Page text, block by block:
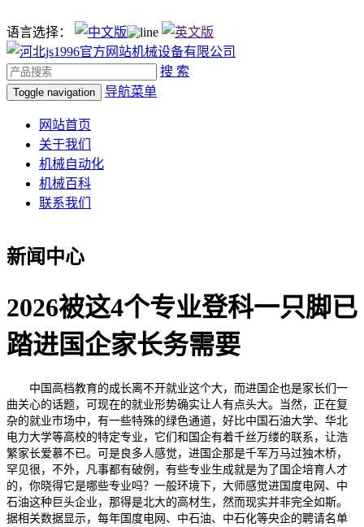
语言选择：
搜 索
Toggle navigation 导航菜单
网站首页
关于我们
机械自动化
机械百科
联系我们
新闻中心
2026被这4个专业登科一只脚已
踏进国企家长务需要
中国高档教育的成长离不开就业这个大，而进国企也是家长们一
曲关心的话题，可现在的就业形势确实让人有点头大。当然，正在复
杂的就业市场中，有一些特殊的绿色通道，好比中国石油大学、华北
电力大学等高校的特定专业，它们和国企有着千丝万缕的联系，让浩
繁家长爱慕不已。可是良多人感觉，进国企那是千军万马过独木桥，
罕见很，不外，凡事都有破例，有些专业生成就是为了国企培育人才
的，你晓得它是哪些专业吗？一般环境下，大师感觉进国度电网、中
石油这种巨头企业，那得是北大的高材生，然而现实并非完全如斯。
据相关数据显示，每年国度电网、中石油、中石化等央企的聘请名单